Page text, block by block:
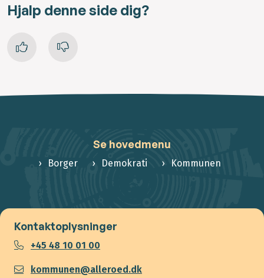
Hjalp denne side dig?
Se hovedmenu
Borger Demokrati Kommunen
Kontaktoplysninger
+45 48 10 01 00
kommunen@alleroed.dk